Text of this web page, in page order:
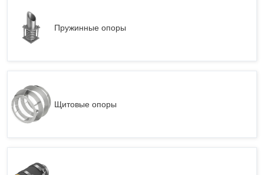
Пружинные опоры
Щитовые опоры